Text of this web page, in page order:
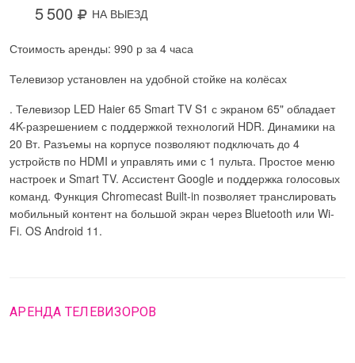
5 500 НА ВЫЕЗД
Стоимость аренды: 990 р за 4 часа
Телевизор установлен на удобной стойке на колёсах
. Телевизор LED Haier 65 Smart TV S1 с экраном 65" обладает
4K-разрешением с поддержкой технологий HDR. Динамики на
20 Вт. Разъемы на корпусе позволяют подключать до 4
устройств по HDMI и управлять ими с 1 пульта. Простое меню
настроек и Smart TV. Ассистент Google и поддержка голосовых
команд. Функция Chromecast Built-in позволяет транслировать
мобильный контент на большой экран через Bluetooth или Wi-
Fi. OS Android 11.
АРЕНДА ТЕЛЕВИЗОРОВ